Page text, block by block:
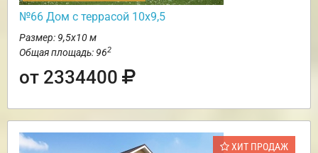
№66 Дом с террасой 10х9,5
Размер: 9,5х10 м
Общая площадь: 962
от 2334400
ХИТ ПРОДАЖ